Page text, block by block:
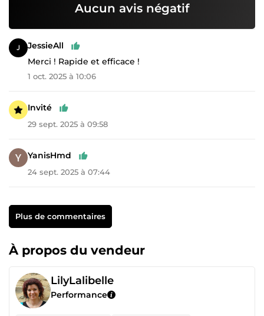
Aucun avis négatif
JessieAll
Merci ! Rapide et efficace !
1 oct. 2025 à 10:06
Invité
29 sept. 2025 à 09:58
YanisHmd
24 sept. 2025 à 07:44
Plus de commentaires
À propos du vendeur
LilyLalibelle
Performance